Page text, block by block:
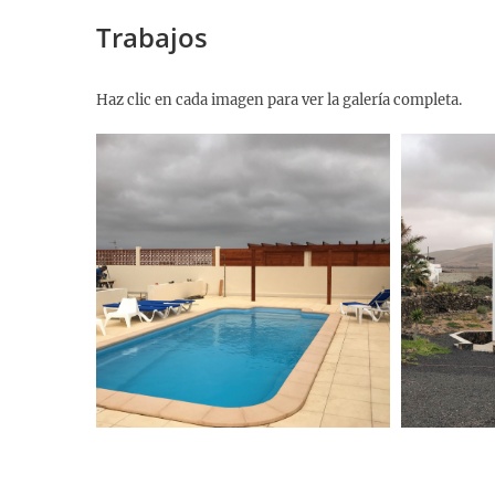
Trabajos
Haz clic en cada imagen para ver la galería completa.